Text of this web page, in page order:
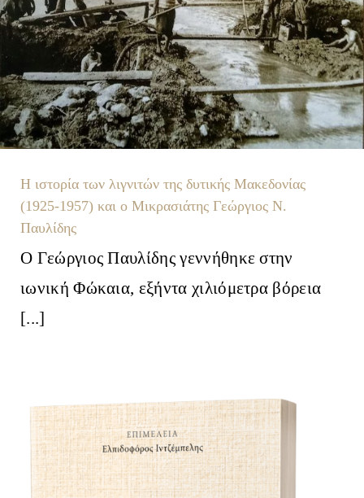
Η ιστορία των λιγνιτών της δυτικής Μακεδονίας
(1925-1957) και ο Μικρασιάτης Γεώργιος Ν.
Παυλίδης
Ο Γεώργιος Παυλίδης γεννήθηκε στην
ιωνική Φώκαια, εξήντα χιλιόμετρα βόρεια
[...]